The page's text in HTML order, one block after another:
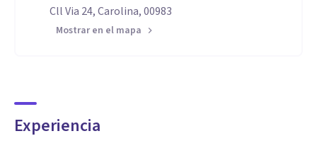
Cll Via 24, Carolina, 00983
Mostrar en el mapa
Experiencia